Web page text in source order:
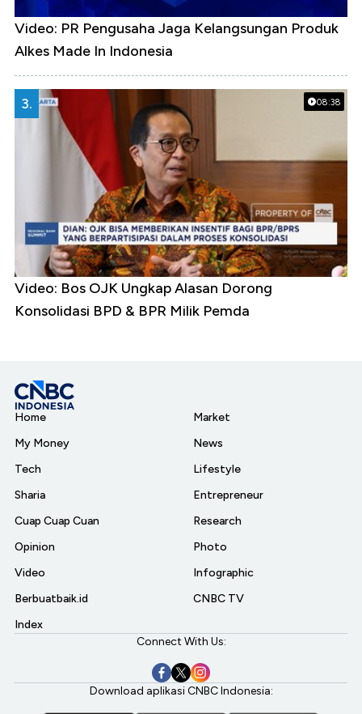
Video: PR Pengusaha Jaga Kelangsungan Produk
Alkes Made In Indonesia
08:38
3.
Video: Bos OJK Ungkap Alasan Dorong
Konsolidasi BPD & BPR Milik Pemda
Home
My Money
Tech
Sharia
Cuap Cuap Cuan
Opinion
Video
Berbuatbaik.id
Index
Market
News
Lifestyle
Entrepreneur
Research
Photo
Infographic
CNBC TV
Connect With Us:
Download aplikasi CNBC Indonesia: